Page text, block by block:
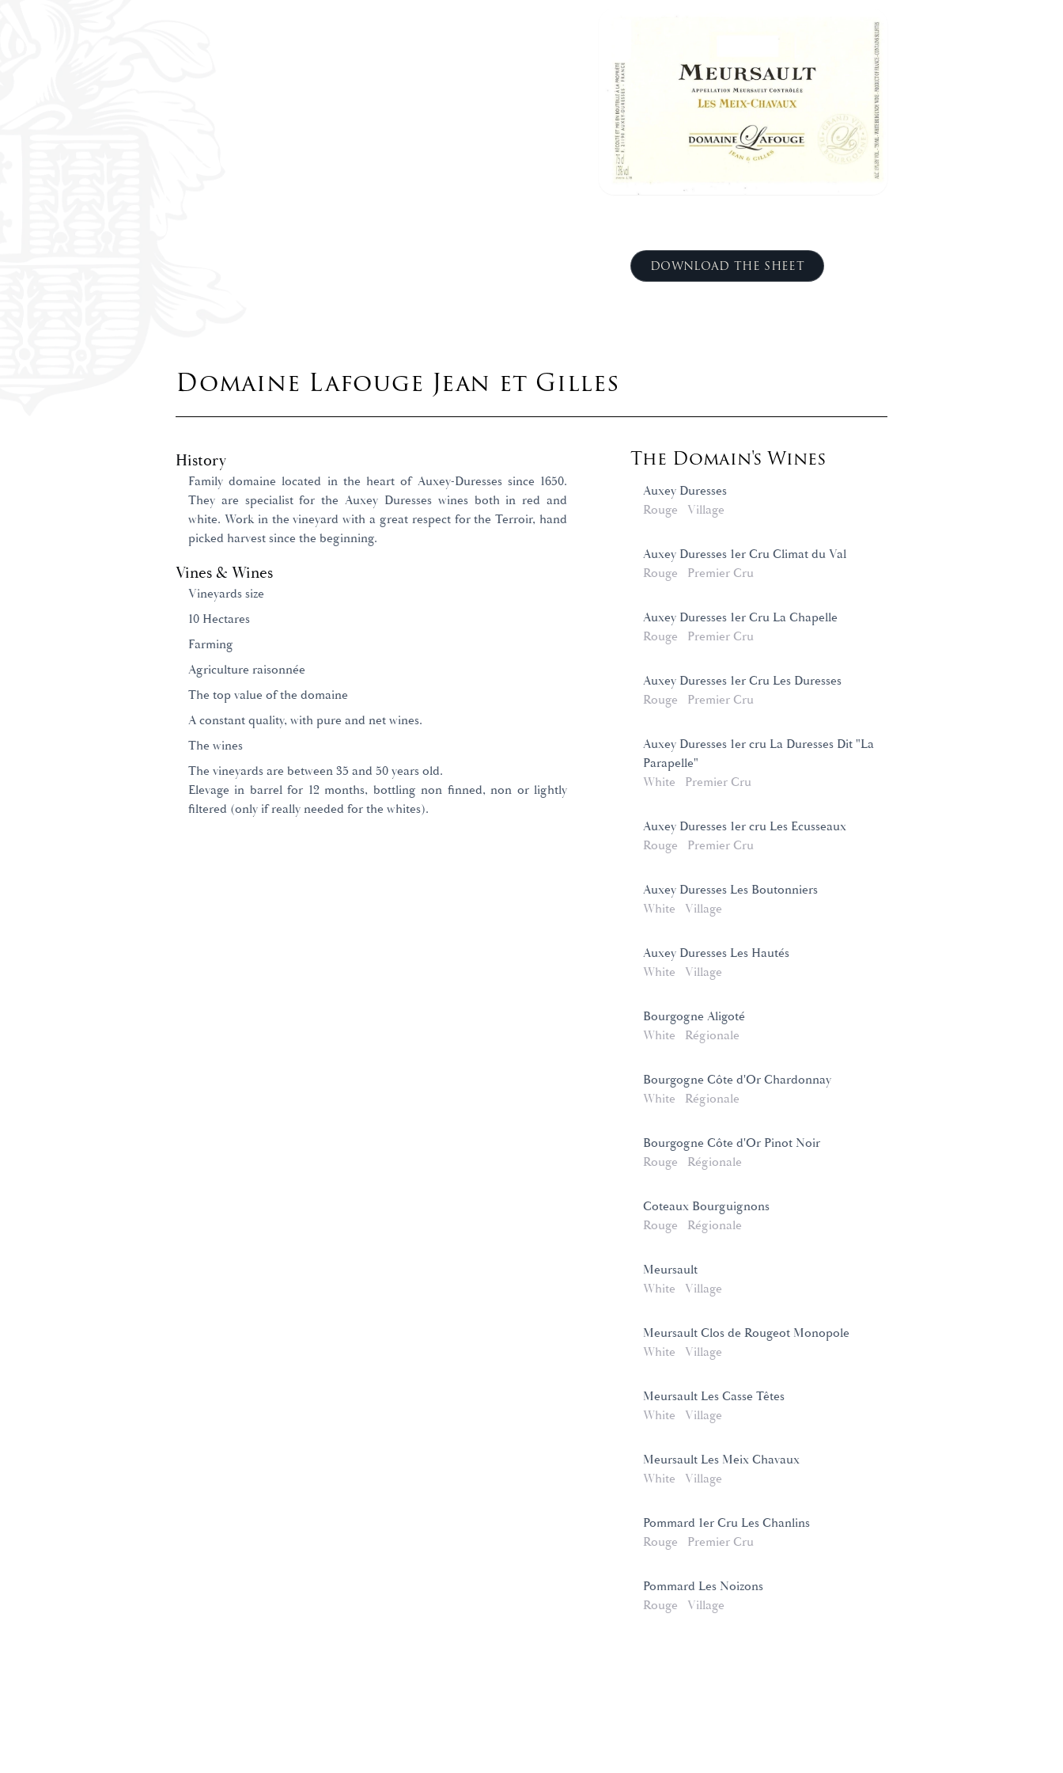
DOWNLOAD THE SHEET
Domaine Lafouge Jean et Gilles
History
Family domaine located in the heart of Auxey-Duresses since 1650.
They are specialist for the Auxey Duresses wines both in red and
white. Work in the vineyard with a great respect for the Terroir, hand
picked harvest since the beginning.
Vines & Wines
Vineyards size
10 Hectares
Farming
Agriculture raisonnée
The top value of the domaine
A constant quality, with pure and net wines.
The wines
The vineyards are between 35 and 50 years old.
Elevage in barrel for 12 months, bottling non finned, non or lightly
filtered (only if really needed for the whites).
The Domain's Wines
Auxey Duresses
Rouge
Village
Auxey Duresses 1er Cru Climat du Val
Rouge
Premier Cru
Auxey Duresses 1er Cru La Chapelle
Rouge
Premier Cru
Auxey Duresses 1er Cru Les Duresses
Rouge
Premier Cru
Auxey Duresses 1er cru La Duresses Dit "La
Parapelle"
White
Premier Cru
Auxey Duresses 1er cru Les Ecusseaux
Rouge
Premier Cru
Auxey Duresses Les Boutonniers
White
Village
Auxey Duresses Les Hautés
White
Village
Bourgogne Aligoté
White
Régionale
Bourgogne Côte d'Or Chardonnay
White
Régionale
Bourgogne Côte d'Or Pinot Noir
Rouge
Régionale
Coteaux Bourguignons
Rouge
Régionale
Meursault
White
Village
Meursault Clos de Rougeot Monopole
White
Village
Meursault Les Casse Têtes
White
Village
Meursault Les Meix Chavaux
White
Village
Pommard 1er Cru Les Chanlins
Rouge
Premier Cru
Pommard Les Noizons
Rouge
Village